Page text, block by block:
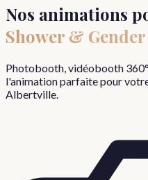
Nos animations
Shower & Gender
Photobooth, vidéobooth
l'animation parfaite pour
Albertville.